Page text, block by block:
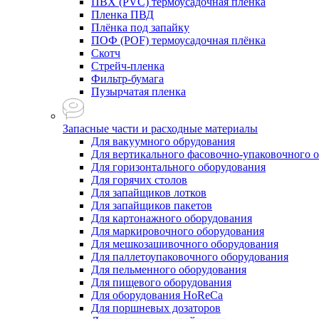
Пленка ПВД
Плёнка под запайку
ПОФ (POF) термоусадочная плёнка
Скотч
Стрейч-пленка
Фильтр-бумага
Пузырчатая пленка
Запасные части и расходные материалы
Для вакуумного обрудования
Для вертикального фасовочно-упаковочного
Для горизонтального оборудования
Для горячих столов
Для запайщиков лотков
Для запайщиков пакетов
Для картонажного оборудования
Для маркировочного оборудования
Для мешкозашивочного оборудования
Для паллетоупаковочного оборудования
Для пельменного оборудования
Для пищевого оборудования
Для оборудования HoReCa
Для поршневых дозаторов